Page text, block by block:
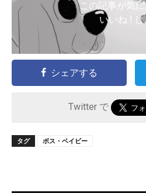
この記事が気
いいね ! し
シェアする
Twitter で
タグ ボス・ベイビー